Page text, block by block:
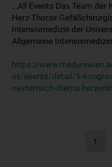
...All Events Das Team
Herz-Thorax-
Intensivmedizin der
Allgemeine
https://
us/events/detail/5-
oesterreich-thema-
1